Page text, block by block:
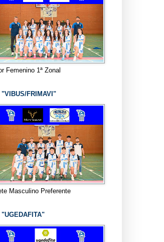
Femenino 1ª Zonal
"VIBUS/FRIMAVI"
Masculino Preferente
"UGEDAFITA"